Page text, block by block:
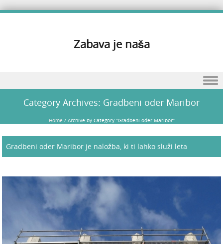
Zabava je naša
Category Archives: Gradbeni oder Maribor
Home /Archive by Category "Gradbeni oder Maribor"
Gradbeni oder Maribor je naložba, ki ti lahko služi leta